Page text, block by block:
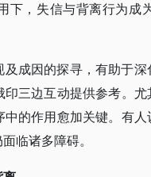
下，失信与背离行为成
成因的探寻，有助于
三边互动提供参考。
的作用愈加关键。有
临诸多障碍。